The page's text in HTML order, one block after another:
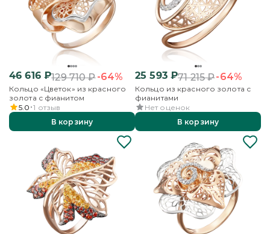
46 616₽129 710₽-64%
Кольцо «Цветок» из красного
золота с фианитом
5.0 1 отзыв
В корзину
25 593₽71 215₽-64%
Кольцо из красного золота с
фианитами
Нет оценок
В корзину